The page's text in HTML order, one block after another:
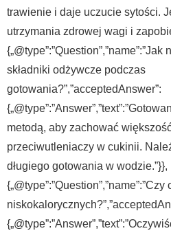
trawienie i daje uczucie sytości.
utrzymania zdrowej wagi i
składniki odżywcze podczas
gotowania?”,”acceptedAnswer”:
metodą, aby zachować
przeciwutleniaczy w cukinii.
długiego gotowania w wodzie.”}},